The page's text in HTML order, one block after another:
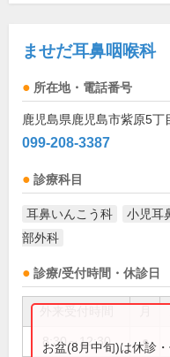
ませだ耳鼻咽喉科
所在地・電話番号
鹿児島県鹿児島市紫原5丁
099-208-3387
診療科目
耳鼻いんこう科 小児耳
部外科
診療/受付時間・休診日
8:30～12:30 ●
お盆(8月中旬)は休診